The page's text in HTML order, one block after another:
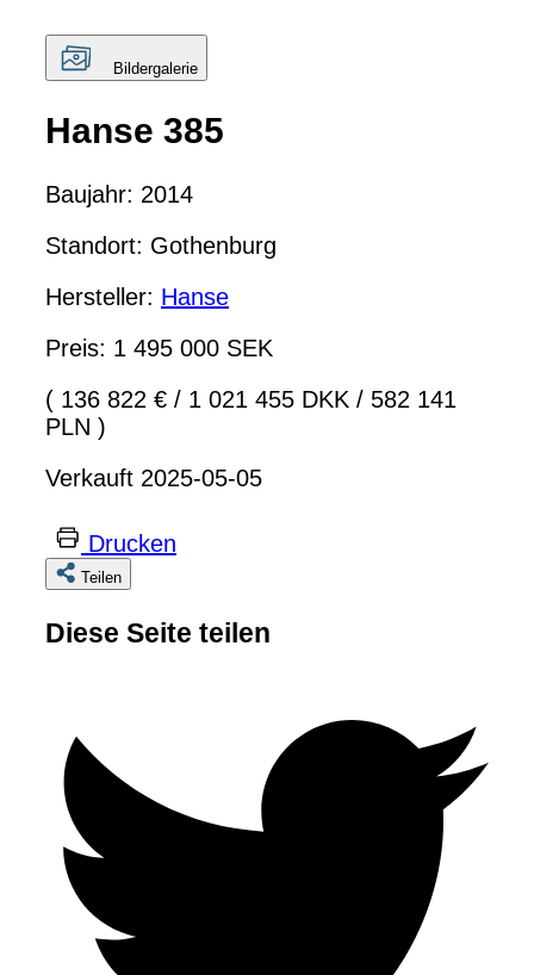
Bildergalerie
Hanse 385
Baujahr: 2014
Standort: Gothenburg
Hersteller: Hanse
Preis: 1 495 000 SEK
( 136 822 € / 1 021 455 DKK / 582 141
PLN )
Verkauft 2025-05-05
Drucken
Teilen
Diese Seite teilen